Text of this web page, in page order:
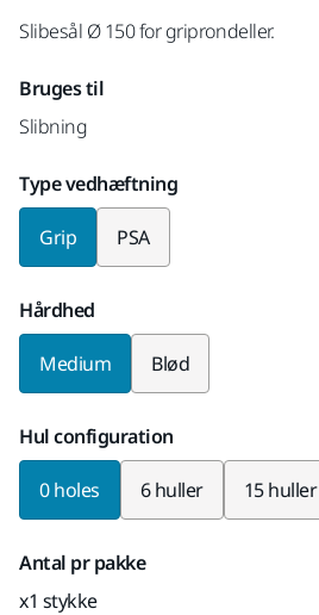
Slibesål Ø 150 for griprondeller.
Bruges til
Slibning
Type vedhæftning
Grip PSA
Hårdhed
Medium Blød
Hul configuration
0 holes 6 huller 15 huller
Antal pr pakke
x1 stykke